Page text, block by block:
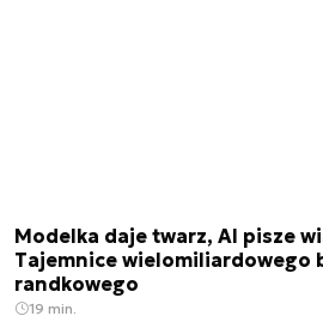
Modelka daje twarz, AI pisze
Tajemnice wielomiliardowego
randkowego
19 min.